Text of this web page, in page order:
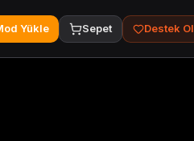
Yükle Sepet Destek Ol